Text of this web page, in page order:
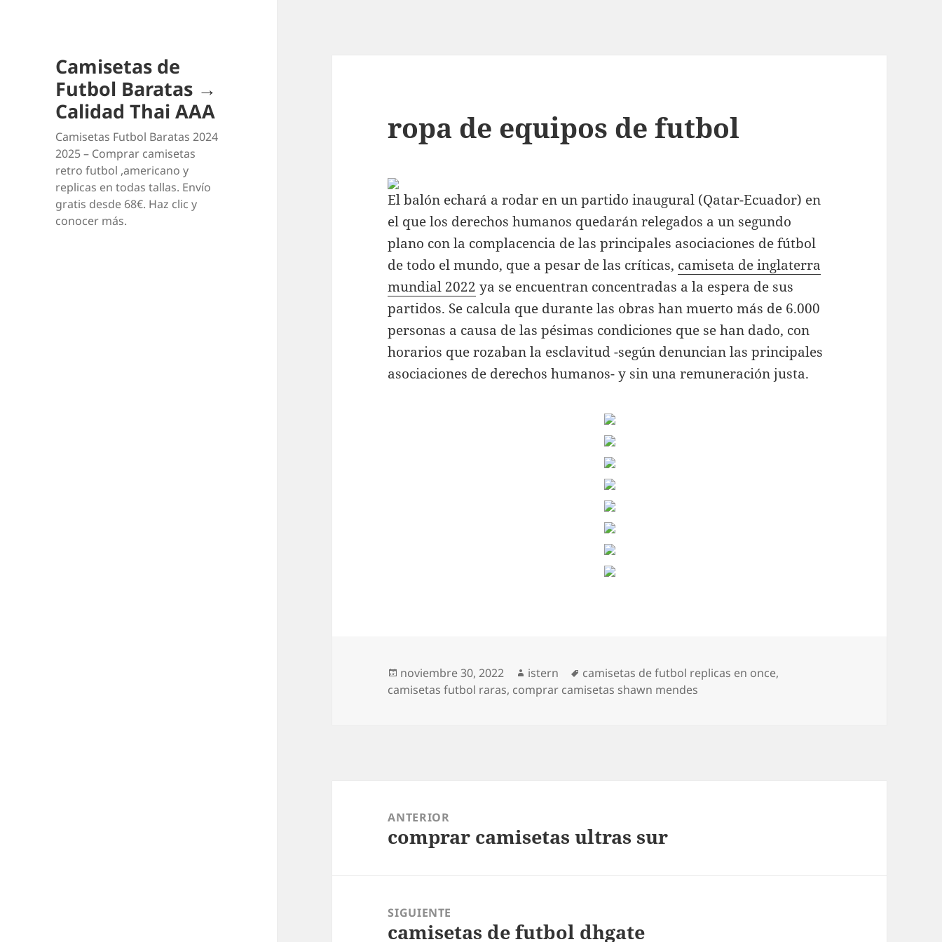
Camisetas de
Futbol Baratas →
Calidad Thai AAA
Camisetas Futbol Baratas 2024
2025 – Comprar camisetas
retro futbol ,americano y
replicas en todas tallas. Envío
gratis desde 68€. Haz clic y
conocer más.
ropa de equipos de futbol
El balón echará a rodar en un partido inaugural (Qatar-Ecuador) en
el que los derechos humanos quedarán relegados a un segundo
plano con la complacencia de las principales asociaciones de fútbol
de todo el mundo, que a pesar de las críticas, camiseta de inglaterra
mundial 2022 ya se encuentran concentradas a la espera de sus
partidos. Se calcula que durante las obras han muerto más de 6.000
personas a causa de las pésimas condiciones que se han dado, con
horarios que rozaban la esclavitud -según denuncian las principales
asociaciones de derechos humanos- y sin una remuneración justa.
Publicado
el
noviembre 30, 2022 Autor
istern Etiquetas
camisetas de futbol replicas en once,
camisetas futbol raras, comprar camisetas shawn mendes
entradas
ANTERIOR
Entrada
comprar camisetas ultras sur
SIGUIENTE
Entrada
camisetas de futbol dhgate